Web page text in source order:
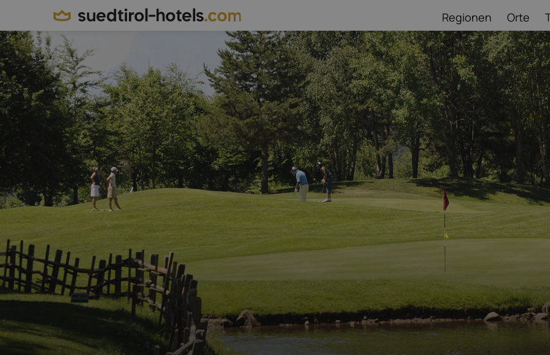
Regionen Orte